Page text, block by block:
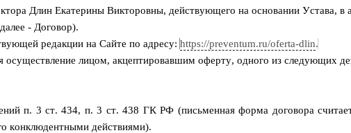
Длин Екатерины Викторовны, действующего на основании Устава, в
- Договор).
редакции на Сайте по адресу: https://preventum.ru/oferta-dlin.
лицом, акцептировавшим оферту, одного из следующих
п. 3 ст. 434, п. 3 ст. 438 ГК РФ (письменная форма договора
конклюдентными действиями).